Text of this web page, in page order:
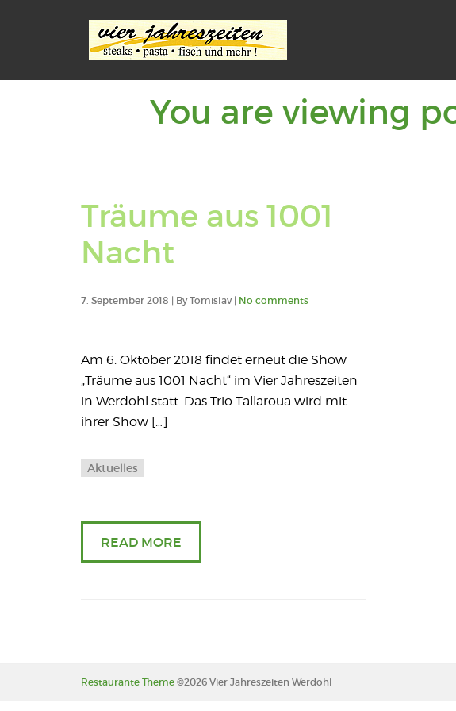
You are viewing
Träume aus 1001
Nacht
7. September 2018 | By Tomislav | No comments
Am 6. Oktober 2018 findet erneut die Show
„Träume aus 1001 Nacht“ im Vier Jahreszeiten
in Werdohl statt. Das Trio Tallaroua wird mit
ihrer Show […]
Aktuelles
READ MORE
Restaurante Theme ©2026 Vier Jahreszeiten Werdohl